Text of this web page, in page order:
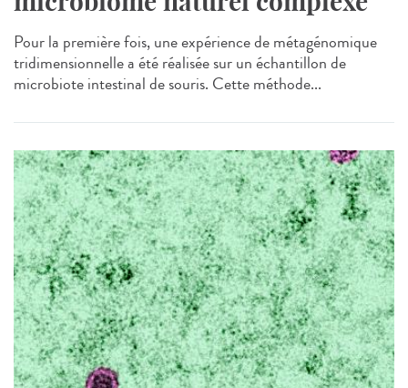
Pour la première fois, une expérience de métagénomique
tridimensionnelle a été réalisée sur un échantillon de
microbiote intestinal de souris. Cette méthode...